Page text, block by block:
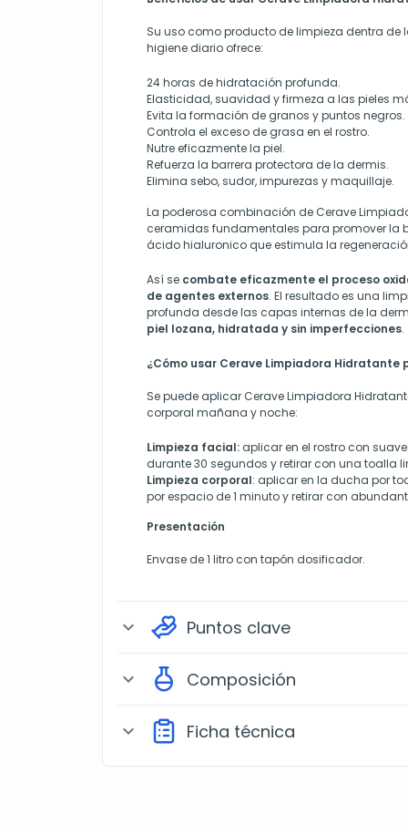
Su uso como producto de limpieza dentra de
higiene diario ofrece:
24 horas de hidratación profunda.
Elasticidad, suavidad y firmeza a las pieles
Evita la formación de granos y puntos negros.
Controla el exceso de grasa en el rostro.
Nutre eficazmente la piel.
Refuerza la barrera protectora de la dermis.
Elimina sebo, sudor, impurezas y maquillaje.
La poderosa combinación de Cerave
ceramidas fundamentales para promover la
ácido hialuronico que estimula la
Así se combate eficazmente el proceso
de agentes externos. El resultado es una
profunda desde las capas internas de la
piel lozana, hidratada y sin imperfecciones.
¿Cómo usar Cerave Limpiadora Hidratante
Se puede aplicar Cerave Limpiadora
corporal mañana y noche:
Limpieza facial: aplicar en el rostro con
durante 30 segundos y retirar con una toalla
Limpieza corporal: aplicar en la ducha por
por espacio de 1 minuto y retirar con
Presentación
Envase de 1 litro con tapón dosificador.
expand_more Puntos clave
expand_more Composición
expand_more Ficha técnica